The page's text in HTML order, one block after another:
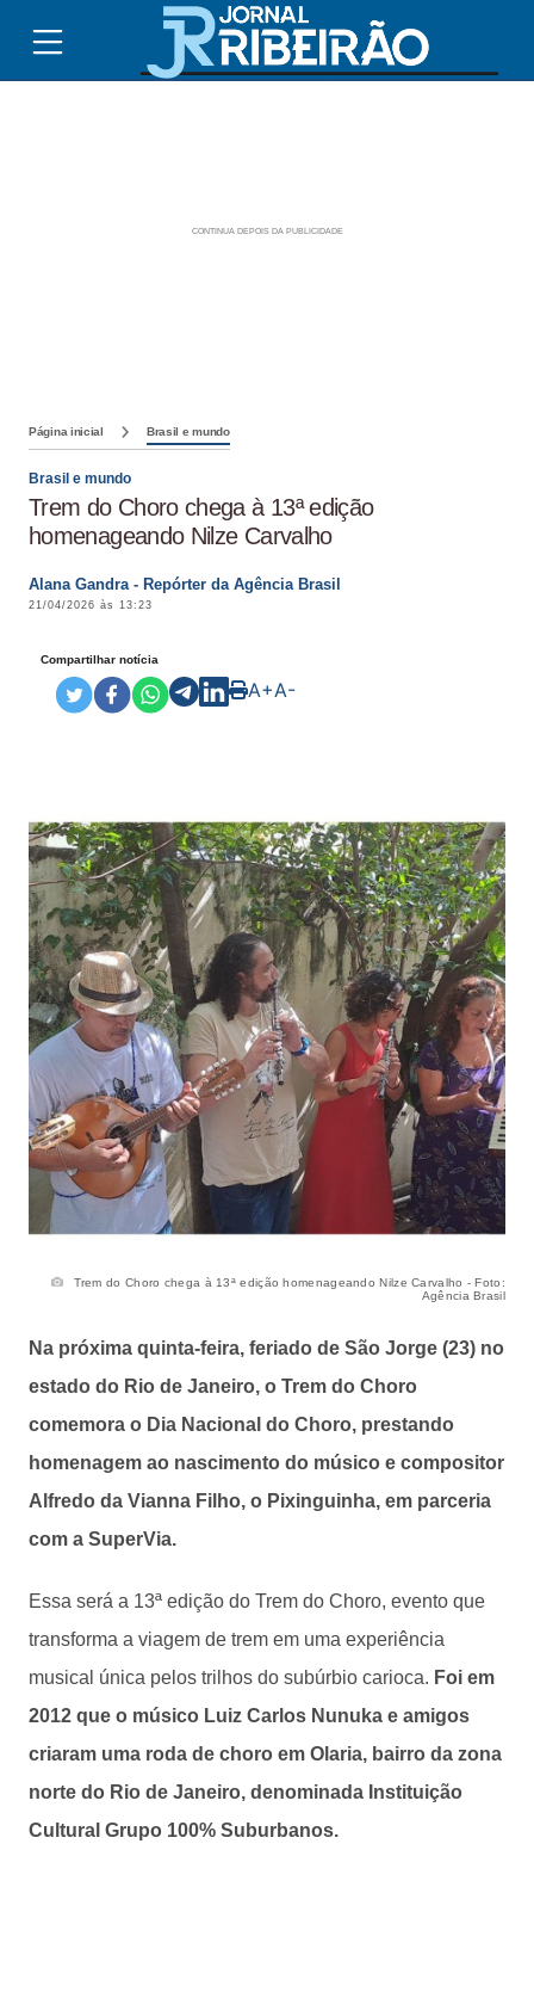
Página inicial Brasil e mundo
Brasil e mundo
Trem do Choro chega à 13ª edição
homenageando Nilze Carvalho
Alana Gandra - Repórter da Agência Brasil
21/04/2026 às 13:23
Compartilhar notícia
A+A-
Trem do Choro chega à 13ª edição homenageando Nilze Carvalho - Foto:
Agência Brasil
Na próxima quinta-feira, feriado de São Jorge (23) no
estado do Rio de Janeiro, o Trem do Choro
comemora o Dia Nacional do Choro, prestando
homenagem ao nascimento do músico e compositor
Alfredo da Vianna Filho, o Pixinguinha, em parceria
com a SuperVia.
Essa será a 13ª edição do Trem do Choro, evento que
transforma a viagem de trem em uma experiência
musical única pelos trilhos do subúrbio carioca. Foi em
2012 que o músico Luiz Carlos Nunuka e amigos
criaram uma roda de choro em Olaria, bairro da zona
norte do Rio de Janeiro, denominada Instituição
Cultural Grupo 100% Suburbanos.